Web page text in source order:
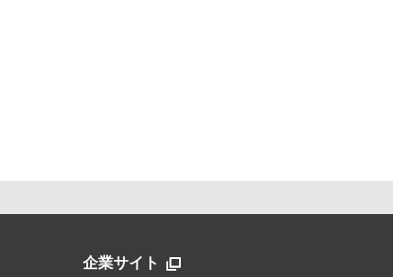
企業サイト